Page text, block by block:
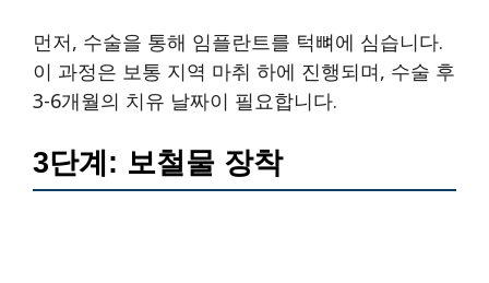
먼저, 수술을 통해 임플란트를 턱뼈에 심습니다.
이 과정은 보통 지역 마취 하에 진행되며, 수술 후
3-6개월의 치유 날짜이 필요합니다.
3단계: 보철물 장착